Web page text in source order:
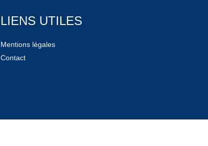
LIENS UTILES
Mentions légales
Contact